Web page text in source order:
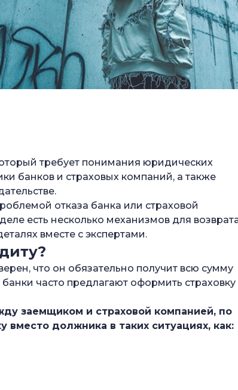
требует понимания юридических
банков и страховых компаний, а также
отказа банка или страховой
есть несколько механизмов для
вместе с экспертами.
что он обязательно получит всю сумму
часто предлагают оформить страховку
заемщиком и страховой компанией, по
вместо должника в таких ситуациях, как: